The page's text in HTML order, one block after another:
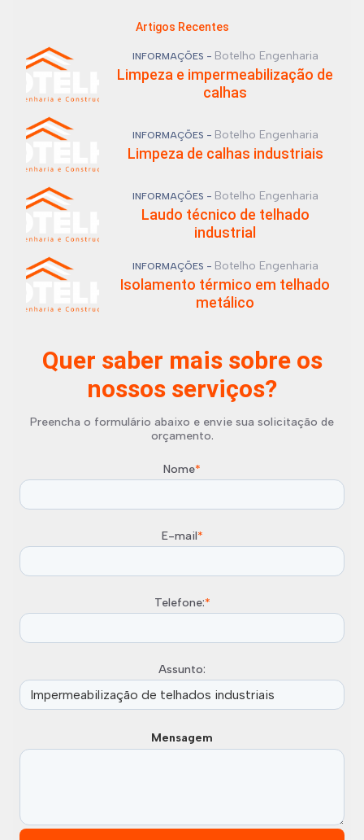
Artigos Recentes
INFORMAÇÕES - Botelho Engenharia
Limpeza e impermeabilização de
calhas
INFORMAÇÕES - Botelho Engenharia
Limpeza de calhas industriais
INFORMAÇÕES - Botelho Engenharia
Laudo técnico de telhado
industrial
INFORMAÇÕES - Botelho Engenharia
Isolamento térmico em telhado
metálico
Quer saber mais sobre os
nossos serviços?
Preencha o formulário abaixo e envie sua solicitação de
orçamento.
Nome*
E-mail*
Telefone:*
Assunto:
Mensagem